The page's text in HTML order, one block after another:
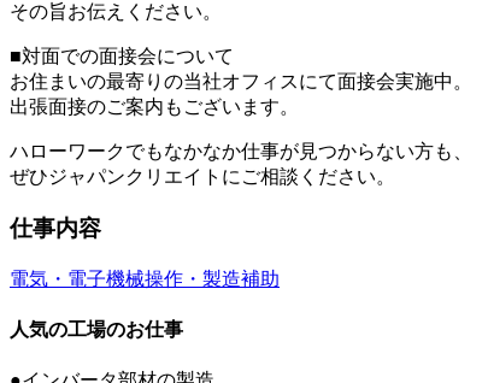
その旨お伝えください。
■対面での面接会について
お住まいの最寄りの当社オフィスにて面接会実施中。
出張面接のご案内もございます。
ハローワークでもなかなか仕事が見つからない方も、
ぜひジャパンクリエイトにご相談ください。
仕事内容
電気・電子機械操作・製造補助
人気の工場のお仕事